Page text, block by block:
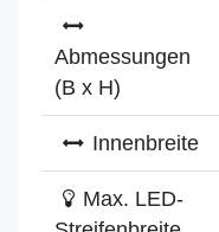
Abmessungen
(B x H)
Innenbreite
Max. LED-